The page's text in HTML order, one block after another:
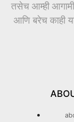
तसेच आम्ही
आणि बरेच काही